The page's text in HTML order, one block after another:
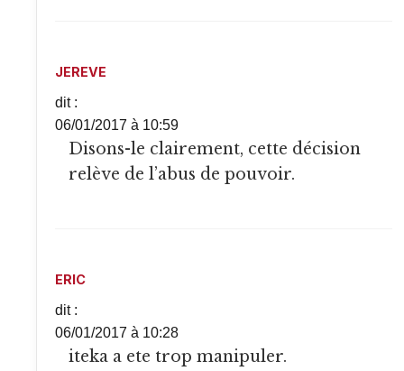
JEREVE
dit :
06/01/2017 à 10:59
Disons-le clairement, cette décision
relève de l’abus de pouvoir.
ERIC
dit :
06/01/2017 à 10:28
iteka a ete trop manipuler.